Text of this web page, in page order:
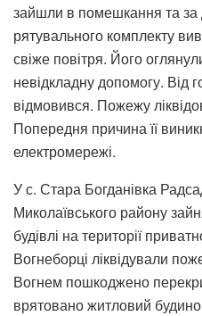
зайшли в помешкання та
рятувального комплекту
свіже повітря. Його
невідкладну допомогу. Від
відмовився. Пожежу
Попередня причина її
електромережі.
У с. Стара Богданівка
Миколаївського району
будівлі на території
Вогнеборці ліквідували
Вогнем пошкоджено
врятовано житловий